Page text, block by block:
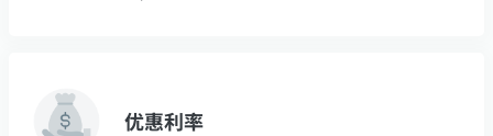
优惠利率